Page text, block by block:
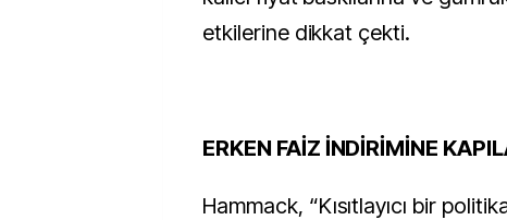
etkilerine dikkat çekti.
ERKEN FAİZ İNDİRİMİNE
Hammack, “Kısıtlayıcı bir